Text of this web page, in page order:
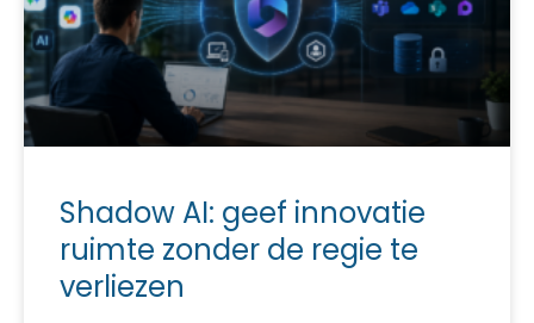
Shadow AI: geef innovatie
ruimte zonder de regie te
verliezen